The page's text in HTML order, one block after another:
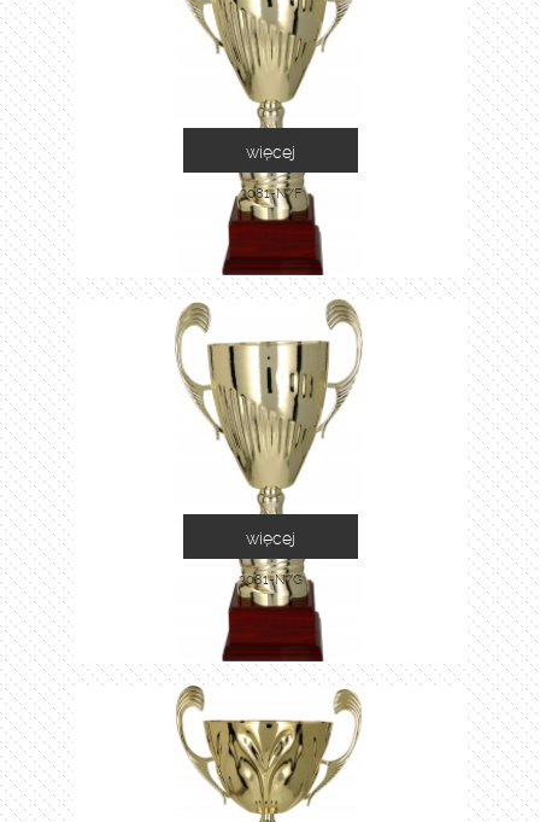
3081-N/F
więcej
3081-N/G
więcej